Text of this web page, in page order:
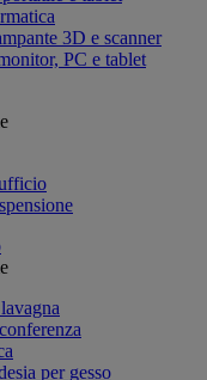
3D e scanner
PC e tablet
per gesso